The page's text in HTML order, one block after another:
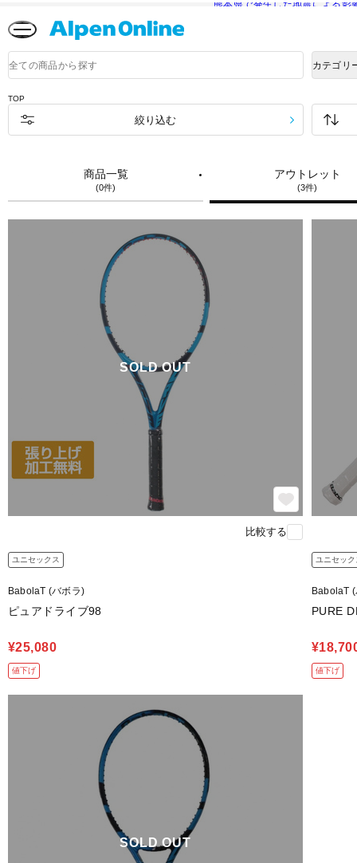
熊本県で発生した地震による影
品
検
カテゴリ
TOP
商品一覧
(0件)
アウトレット
(3件)
絞り込む
SOLD OUT
比較する
ユニセックス
BabolaT (バボラ)
ピュアドライブ98
¥25,080
値下げ
ユニセック
BabolaT
PURE
値下げ
SOLD OUT